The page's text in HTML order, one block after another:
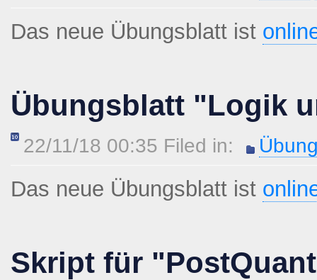
Das neue Übungsblatt ist
Übungsblatt "Logik
22/11/18 00:35 Filed in:
Das neue Übungsblatt ist
Skript für